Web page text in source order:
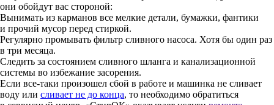
они обойдут вас стороной:
Вынимать из карманов все мелкие детали, бумажки, фантики
и прочий мусор перед стиркой.
Регулярно промывать фильтр сливного насоса. Хотя бы один раз
в три месяца.
Следить за состоянием сливного шланга и канализационной
системы во избежание засорения.
Если все-таки произошел сбой в работе и машинка не сливает
воду или сливает не до конца, то необходимо обратиться